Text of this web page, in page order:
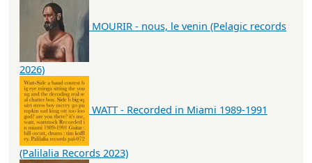
MOURIR - nous, le venin (Pelagic records
2026)
WATT - Recorded in Miami 1989-1991
(Palilalia Records 2023)